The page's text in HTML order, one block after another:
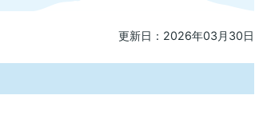
更新日：2026年03月30日